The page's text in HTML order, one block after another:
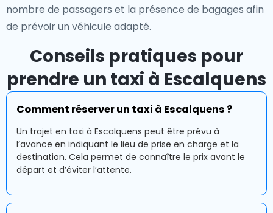
nombre de passagers et la présence de bagages afin
de prévoir un véhicule adapté.
Conseils pratiques pour
prendre un taxi à Escalquens
Comment réserver un taxi à Escalquens ?
Un trajet en taxi à Escalquens peut être prévu à
l’avance en indiquant le lieu de prise en charge et la
destination. Cela permet de connaître le prix avant le
départ et d’éviter l’attente.